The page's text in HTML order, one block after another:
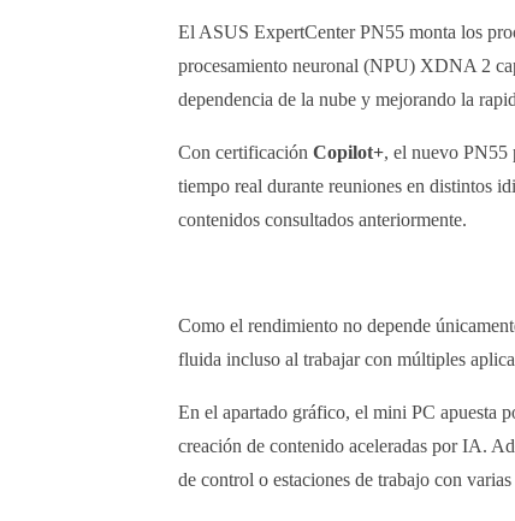
El ASUS ExpertCenter PN55 monta los
procesamiento neuronal (NPU) XDNA 2
dependencia de la nube y mejorando la
Con certificación Copilot+, el nuevo PN55
tiempo real durante reuniones en distintos
contenidos consultados anteriormente.
Como el rendimiento no depende
fluida incluso al trabajar con múltiples
En el apartado gráfico, el mini PC apuesta
creación de contenido aceleradas por IA.
de control o estaciones de trabajo con varias